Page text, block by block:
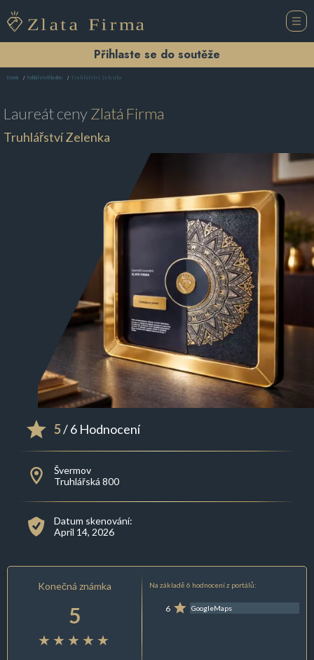
Přihlaste se do soutěže
Domů Truhlářství Kladno Truhlářství Zelenka
Laureát cenyZlatá Firma
Truhlářství Zelenka
5/ 6 Hodnocení
Švermov
Truhlářská 800
Datum skenování:
April 14, 2026
Konečná známka
5
Na základě 6 hodnocení z portálů:
6 GoogleMaps